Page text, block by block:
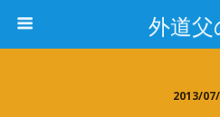
外道
2013/